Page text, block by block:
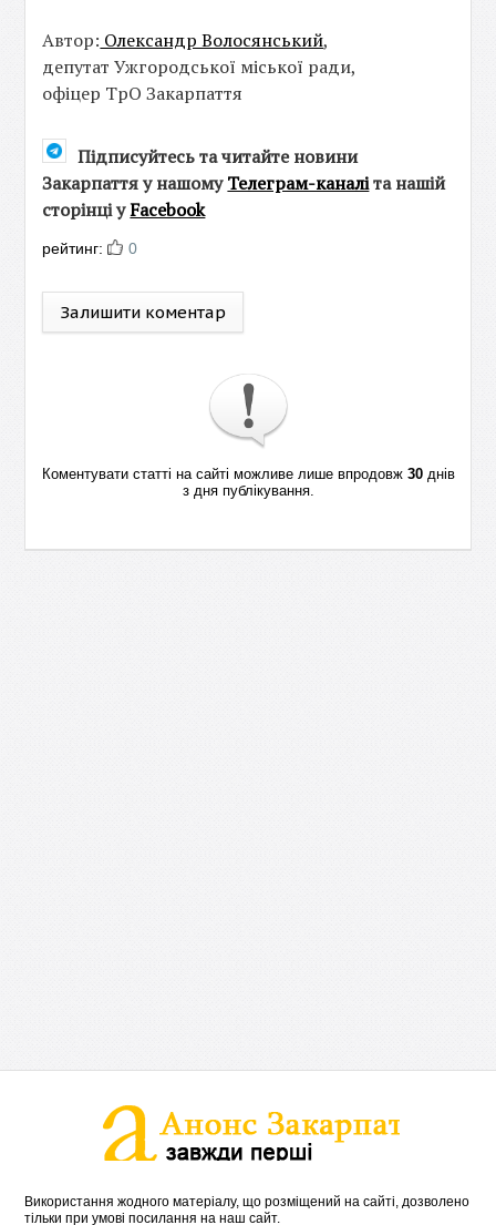
Автор: Олександр Волосянський,
депутат Ужгородської міської ради,
офіцер ТрО Закарпаття
Підписуйтесь та читайте новини
Закарпаття у нашомуТелеграм-каналіта нашій
сторінці уFacebook
рейтинг: 0
Залишити коментар
Коментувати статті на сайті можливе лише впродовж 30днів
з дня публікування.
Використання жодного матеріалу, що розміщений на сайті, дозволено
тільки при умові посилання на наш сайт.